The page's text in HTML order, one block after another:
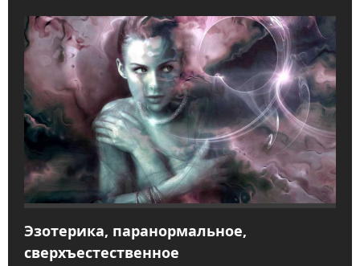
Эзотерика, паранормальное,
сверхъестественное